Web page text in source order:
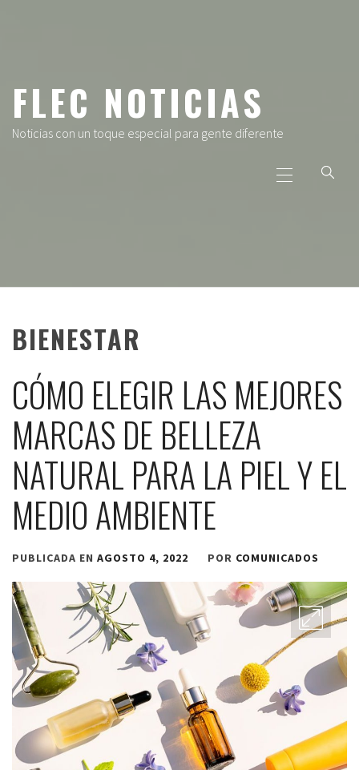
FLEC NOTICIAS
Noticias con un toque especial para gente diferente
principal
BIENESTAR
CÓMO ELEGIR LAS MEJORES
MARCAS DE BELLEZA
NATURAL PARA LA PIEL Y EL
MEDIO AMBIENTE
PUBLICADA EN AGOSTO 4, 2022 POR COMUNICADOS